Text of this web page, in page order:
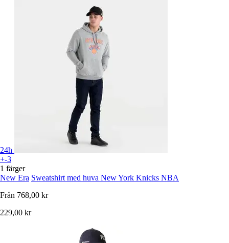
24h
+-3
1 färger
New Era Sweatshirt med huva New York Knicks NBA
Från 768,00 kr
229,00 kr